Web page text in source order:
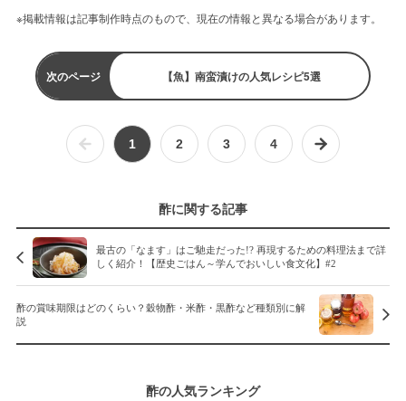
※掲載情報は記事制作時点のもので、現在の情報と異なる場合があります。
次のページ 【魚】南蛮漬けの人気レシピ5選
1 2 3 4
酢に関する記事
最古の「なます」はご馳走だった!? 再現するための料理法まで詳
しく紹介！【歴史ごはん～学んでおいしい食文化】#2
酢の賞味期限はどのくらい？穀物酢・米酢・黒酢など種類別に解
説
酢の人気ランキング